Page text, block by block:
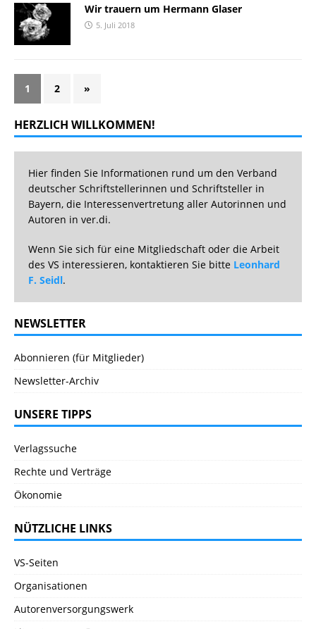
Wir trauern um Hermann Glaser
5. Juli 2018
1 2 »
HERZLICH WILLKOMMEN!
Hier finden Sie Informationen rund um den Verband
deutscher Schriftstellerinnen und Schriftsteller in
Bayern, die Interessenvertretung aller Autorinnen und
Autoren in ver.di.
Wenn Sie sich für eine Mitgliedschaft oder die Arbeit
des VS interessieren, kontaktieren Sie bitte Leonhard
F. Seidl.
NEWSLETTER
Abonnieren (für Mitglieder)
Newsletter-Archiv
UNSERE TIPPS
Verlagssuche
Rechte und Verträge
Ökonomie
NÜTZLICHE LINKS
VS-Seiten
Organisationen
Autorenversorgungswerk